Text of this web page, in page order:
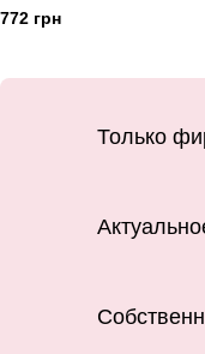
бежевые Form Angel 5300
772 грн
Только